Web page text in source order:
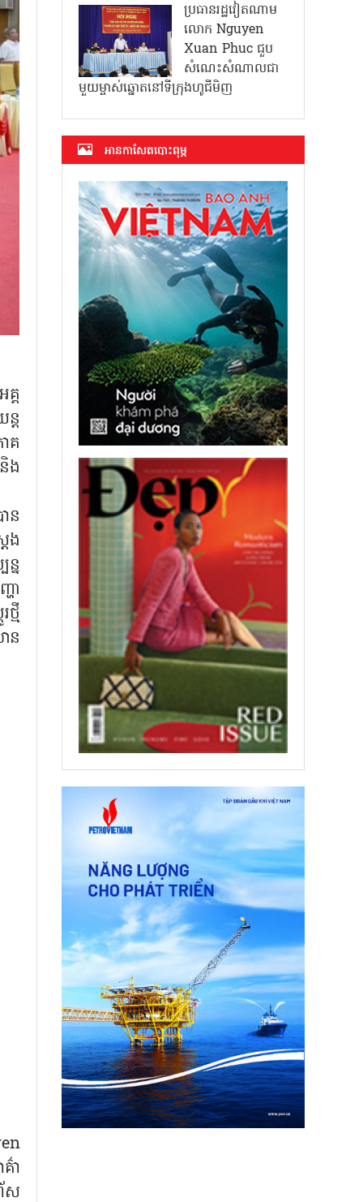
គ
ត
គ
ង
ន
ង
ន
ា
មី
ន
ា
ស
ប្រធានរដ្ឋវៀតណាម
លោក Nguyen
Xuan Phuc ជួប
សំណេះសំណាលជា
មួយម្ចាស់ឆ្នោតនៅទីក្រុងហូជីមិញ
អាន​កាសែត​បោះពុម្ភ